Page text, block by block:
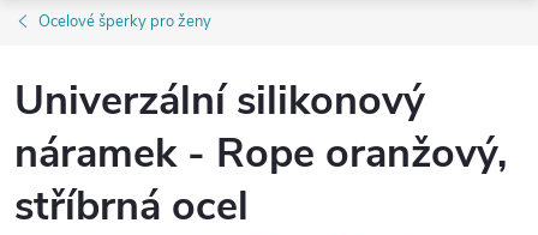
Ocelové šperky pro ženy
Univerzální silikonový
náramek - Rope oranžový,
stříbrná ocel